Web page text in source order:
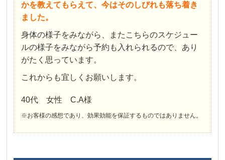
かを教えてもらえて、今はそのしびれも落ち着き
ました。
身体の様子をみながら、またこちらのスケジュー
ルの様子をみながら予約も入れられるので、あり
がたく思っています。
これからも宜しくお願いします。
40代 女性 C.A様
※お客様の感想であり、効果効能を保証するものではありません。